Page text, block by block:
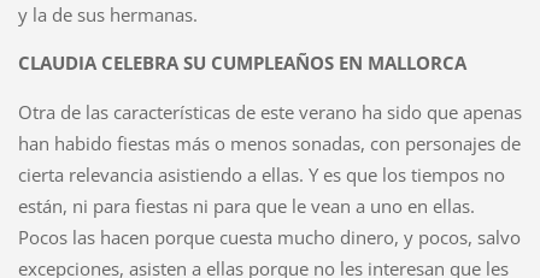
y la de sus hermanas.
CLAUDIA CELEBRA SU CUMPLEAÑOS EN MALLORCA
Otra de las características de este verano ha sido que apenas
han habido fiestas más o menos sonadas, con personajes de
cierta relevancia asistiendo a ellas. Y es que los tiempos no
están, ni para fiestas ni para que le vean a uno en ellas.
Pocos las hacen porque cuesta mucho dinero, y pocos, salvo
excepciones, asisten a ellas porque no les interesan que les